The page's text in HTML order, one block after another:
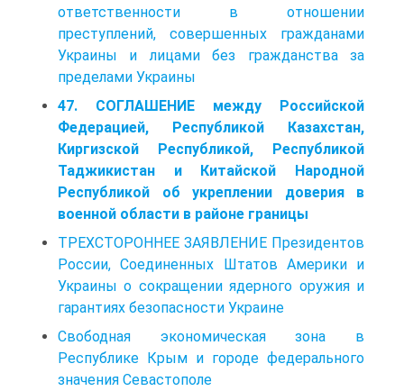
ответственности в отношении
преступлений, совершенных гражданами
Украины и лицами без гражданства за
пределами Украины
47. СОГЛАШЕНИЕ между Российской
Федерацией, Республикой Казахстан,
Киргизской Республикой, Республикой
Таджикистан и Китайской Народной
Республикой об укреплении доверия в
военной области в районе границы
ТРЕХСТОРОННЕЕ ЗАЯВЛЕНИЕ Президентов
России, Соединенных Штатов Америки и
Украины о сокращении ядерного оружия и
гарантиях безопасности Украине
Свободная экономическая зона в
Республике Крым и городе федерального
значения Севастополе